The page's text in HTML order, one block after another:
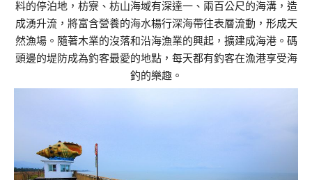
料的停泊地，枋寮、枋山海域有深達一、兩百公尺的海溝，造
成湧升流，將富含營養的海水楊行深海帶往表層流動，形成天
然漁場。隨著木業的沒落和沿海漁業的興起，擴建成海港。碼
頭邊的堤防成為釣客最愛的地點，每天都有釣客在漁港享受海
釣的樂趣。